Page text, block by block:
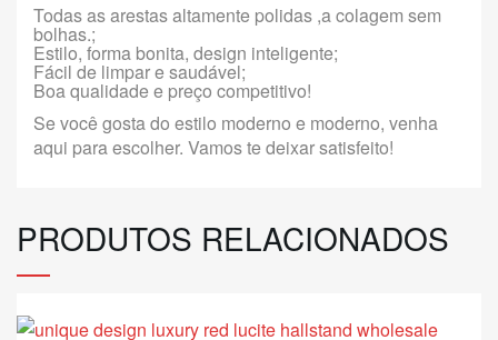
Todas as arestas altamente polidas ,a colagem sem
bolhas.;
Estilo, forma bonita, design inteligente;
Fácil de limpar e saudável;
Boa qualidade e preço competitivo!
Se você gosta do estilo moderno e moderno, venha
aqui para escolher. Vamos te deixar satisfeito!
PRODUTOS RELACIONADOS